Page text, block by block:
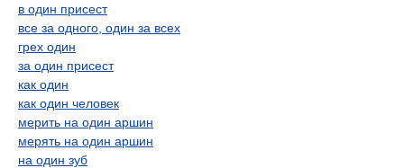
в один присест
все за одного, один за всех
грех один
за один присест
как один
как один человек
мерить на один аршин
мерять на один аршин
на один зуб